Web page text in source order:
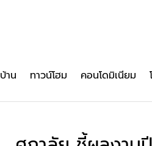
บ้าน ทาวน์โฮม คอนโดมิเนียม